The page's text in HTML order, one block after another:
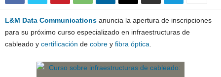
L&M Data Communications anuncia la apertura de inscripciones
para su próximo curso especializado en infraestructuras de
cableado y certificación de cobre y fibra óptica